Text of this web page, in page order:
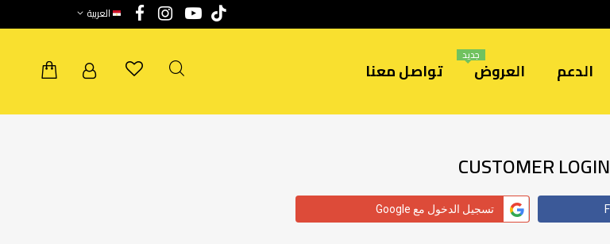
العربية
الدعم العروض
جديد
تواصل معنا
CUSTOMER LOGIN
تسجيل الدخول مع Google